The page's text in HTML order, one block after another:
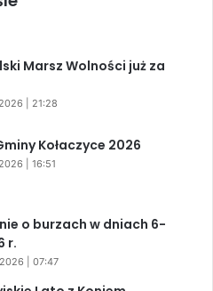
Marsz Wolności już za
| 21:28
Kołaczyce 2026
| 16:51
o burzach w dniach 6-
r.
| 07:47